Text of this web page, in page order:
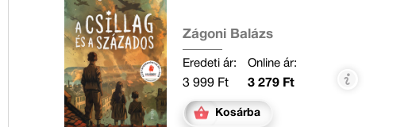
Zágoni Balázs
Eredeti ár:
3 999 Ft
Online ár:
3 279 Ft
Kosárba